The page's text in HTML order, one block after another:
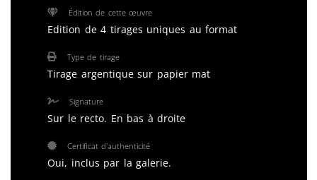
Édition de cette œuvre
Edition de 4 tirages uniques au format
Type de tirage
Tirage argentique sur papier mat
Signature
Sur le recto. En bas à droite
Certificat d'authenticité
Oui, inclus par la galerie.